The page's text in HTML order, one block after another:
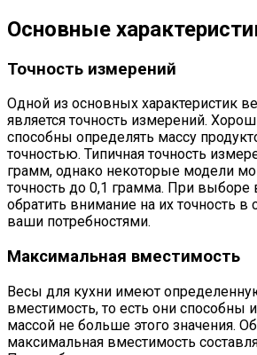
Основные
Точность измерений
Одной из основных характеристик
является точность измерений.
способны определять массу
точностью. Типичная точность
грамм, однако некоторые модели
точность до 0,1 грамма. При выборе
обратить внимание на их точность в
ваши потребностями.
Максимальная вместимость
Весы для кухни имеют
вместимость, то есть они способны
массой не больше этого значения.
максимальная вместимость